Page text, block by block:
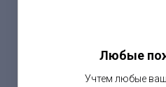
Любые
Учтем любые